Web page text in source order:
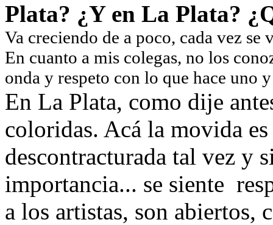
Plata? ¿Y en La Plata?
Va creciendo de a poco, cada vez se
En cuanto a mis colegas, no los
onda y respeto con lo que hace
En La Plata, como dije
coloridas. Acá la movida
descontracturada tal vez y
importancia... se siente
a los artistas, son abiertos,